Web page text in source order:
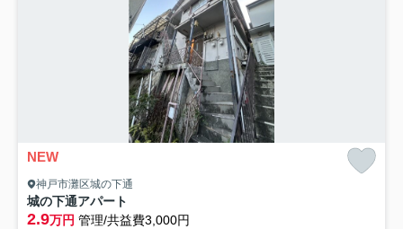
NEW
神戸市灘区城の下通
城の下通アパート
2.9万円 管理/共益費3,000円